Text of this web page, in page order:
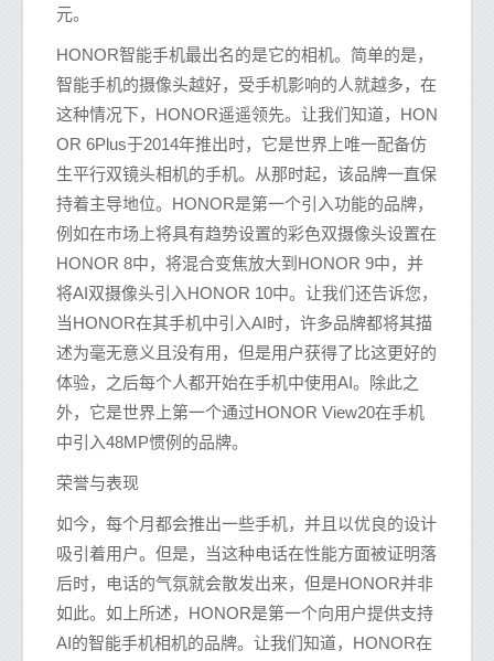
元。
HONOR智能手机最出名的是它的相机。简单的是，
智能手机的摄像头越好，受手机影响的人就越多，在
这种情况下，HONOR遥遥领先。让我们知道，HON
OR 6Plus于2014年推出时，它是世界上唯一配备仿
生平行双镜头相机的手机。从那时起，该品牌一直保
持着主导地位。HONOR是第一个引入功能的品牌，
例如在市场上将具有趋势设置的彩色双摄像头设置在
HONOR 8中，将混合变焦放大到HONOR 9中，并
将AI双摄像头引入HONOR 10中。让我们还告诉您，
当HONOR在其手机中引入AI时，许多品牌都将其描
述为毫无意义且没有用，但是用户获得了比这更好的
体验，之后每个人都开始在手机中使用AI。除此之
外，它是世界上第一个通过HONOR View20在手机
中引入48MP惯例的品牌。
荣誉与表现
如今，每个月都会推出一些手机，并且以优良的设计
吸引着用户。但是，当这种电话在性能方面被证明落
后时，电话的气氛就会散发出来，但是HONOR并非
如此。如上所述，HONOR是第一个向用户提供支持
AI的智能手机相机的品牌。让我们知道，HONOR在